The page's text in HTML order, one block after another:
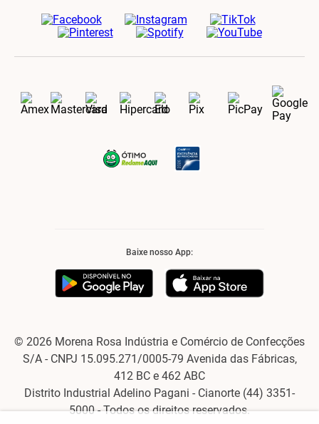
Baixe nosso App:
© 2026 Morena Rosa Indústria e Comércio de Confecções
S/A - CNPJ 15.095.271/0005-79 Avenida das Fábricas,
412 BC e 462 ABC
Distrito Industrial Adelino Pagani - Cianorte (44) 3351-
5000 - Todos os direitos reservados.